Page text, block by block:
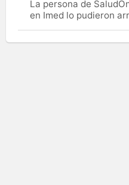
La persona de
en Imed lo pudieron